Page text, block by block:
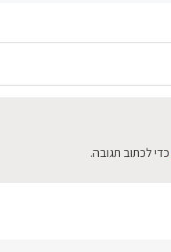
כדי לכתוב תגובה.